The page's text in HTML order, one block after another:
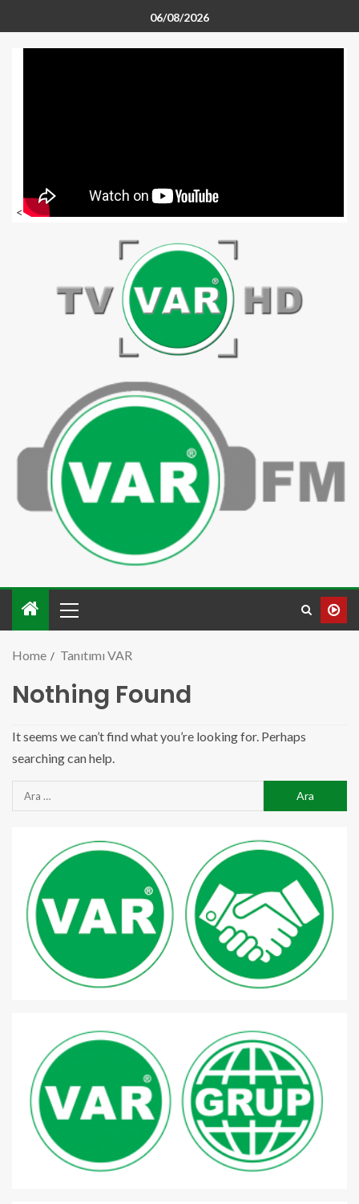
06/08/2026
<
Home Tanıtımı VAR
Nothing Found
It seems we can’t find what you’re looking for. Perhaps
searching can help.